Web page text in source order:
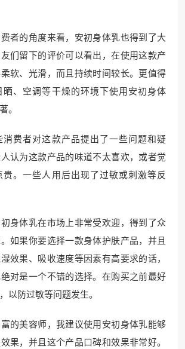
者的角度来看，安初身体乳也得到了大
们留下的评价可以看出，在使用这款产
软、光滑，而且持续时间较长。更值得
晒、空调等干燥的环境下使用安初身体
。
消费者对这款产品提出了一些问题和疑
认为这款产品的味道不太喜欢，或者觉
。一些人用后出现了过敏或刺激等反
身体乳在市场上非常受欢迎，得到了众
如果你要选择一款身体护肤产品，并且
效果、吸收速度等因素有高要求的话，
对是一个不错的选择。在购买之前最好
以防过敏等问题发生。
的美容师，我建议使用安初身体乳能够
果，并且这个产品口碑和效果非常好。